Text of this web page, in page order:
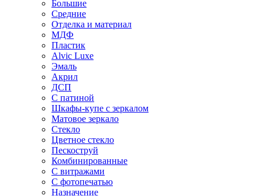
Большие
Средние
Отделка и материал
МДФ
Пластик
Alvic Luxe
Эмаль
Акрил
ДСП
С патиной
Шкафы-купе с зеркалом
Матовое зеркало
Стекло
Цветное стекло
Пескоструй
Комбинированные
С витражами
С фотопечатью
Назначение